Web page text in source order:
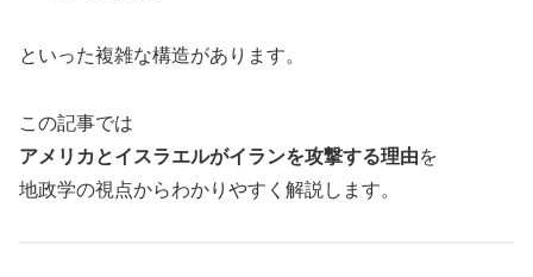
といった複雑な構造があります。
この記事では
アメリカとイスラエルがイランを攻撃する理由を
地政学の視点からわかりやすく解説します。